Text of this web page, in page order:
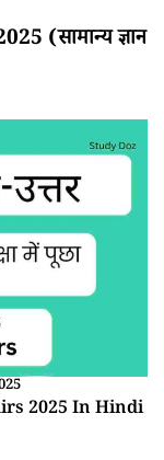
(सामान्य ज्ञान
2025 In Hindi